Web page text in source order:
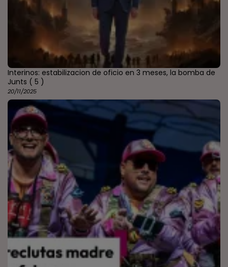
Interinos: estabilizacion de oficio en 3 meses, la bomba de
Junts ( 5 )
20/11/2025